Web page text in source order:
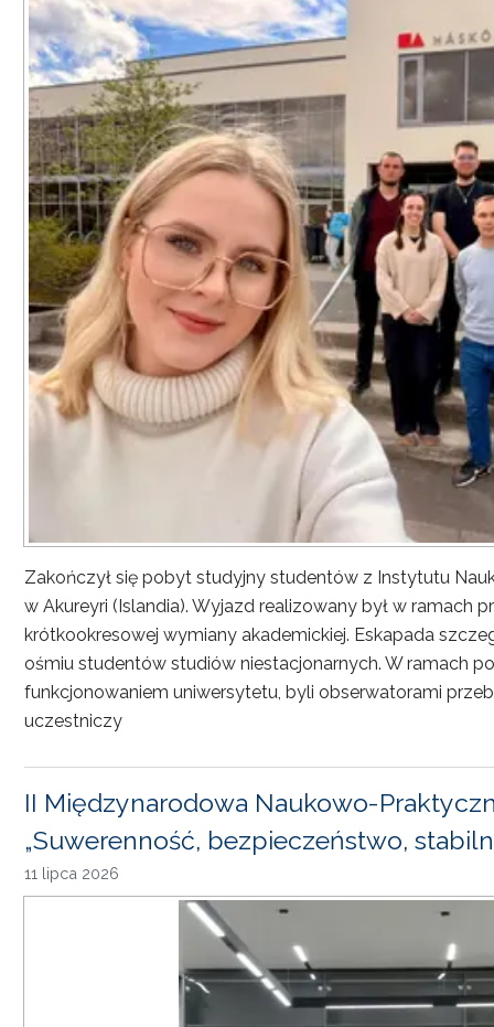
Zakończył się pobyt studyjny studentów z Instytutu
w Akureyri (Islandia). Wyjazd realizowany był w ramach
krótkookresowej wymiany akademickiej. Eskapada
ośmiu studentów studiów niestacjonarnych. W ramach
funkcjonowaniem uniwersytetu, byli obserwatorami
uczestniczy
II Międzynarodowa Naukowo-
„Suwerenność, bezpieczeństwo,
11 lipca 2026